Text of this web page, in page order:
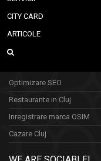
CITY CARD
ARTICOLE
Optimizare SEO
Restaurante in Cluj
Inregistrare marca OSIM
Cazare Cluj